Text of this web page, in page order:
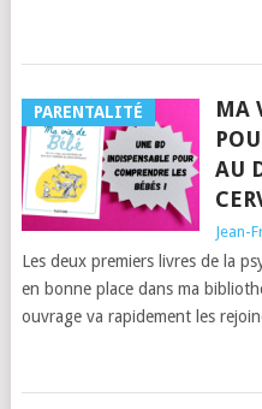
PARENTALITÉ
MA
AU
Jean-
Les deux premiers livres de la
en bonne place dans ma
ouvrage va rapidement les